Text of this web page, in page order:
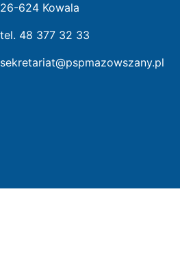
26-624 Kowala
tel. 48 377 32 33
sekretariat@pspmazowszany.pl